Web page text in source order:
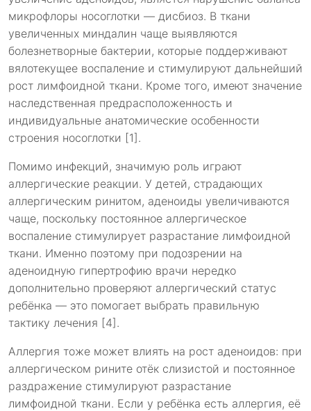
микрофлоры носоглотки — дисбиоз. В ткани
увеличенных миндалин чаще выявляются
болезнетворные бактерии, которые поддерживают
вялотекущее воспаление и стимулируют дальнейший
рост лимфоидной ткани. Кроме того, имеют значение
наследственная предрасположенность и
индивидуальные анатомические особенности
строения носоглотки [1].
Помимо инфекций, значимую роль играют
аллергические реакции. У детей, страдающих
аллергическим ринитом, аденоиды увеличиваются
чаще, поскольку постоянное аллергическое
воспаление стимулирует разрастание лимфоидной
ткани. Именно поэтому при подозрении на
аденоидную гипертрофию врачи нередко
дополнительно проверяют аллергический статус
ребёнка — это помогает выбрать правильную
тактику лечения [4].
Аллергия тоже может влиять на рост аденоидов: при
аллергическом рините отёк слизистой и постоянное
раздражение стимулируют разрастание
лимфоидной ткани. Если у ребёнка есть аллергия, её